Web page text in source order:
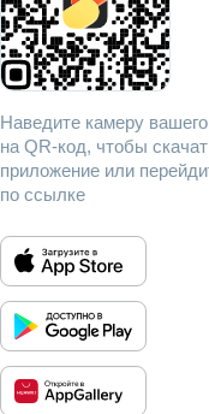
Наведите камеру
на QR-код, чтобы
приложение или
по ссылке